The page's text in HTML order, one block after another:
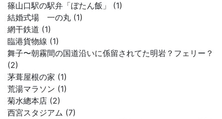
篠山口駅の駅弁「ぼたん飯」 (1)
結婚式場 一の丸 (1)
網干鉄道 (1)
臨港貨物線 (1)
舞子〜朝霧間の国道沿いに係留されてた明岩？フェリー？
(2)
茅葺屋根の家 (1)
荒湯マラソン (1)
菊水總本店 (2)
西宮スタジアム (7)